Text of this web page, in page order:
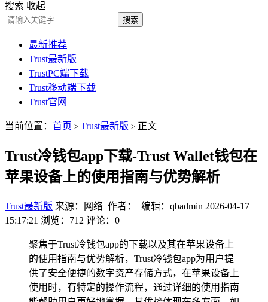
搜索 收起
搜索
最新推荐
Trust最新版
TrustPC端下载
Trust移动端下载
Trust官网
当前位置： 首页 > Trust最新版 > 正文
Trust冷钱包app下载-Trust Wallet钱包在
苹果设备上的使用指南与优势解析
Trust最新版 来源：网络 作者： 编辑：qbadmin 2026-04-17
15:17:21 浏览：712 评论：0
聚焦于Trust冷钱包app的下载以及其在苹果设备上
的使用指南与优势解析，Trust冷钱包app为用户提
供了安全便捷的数字资产存储方式，在苹果设备上
使用时，有特定的操作流程，通过详细的使用指南